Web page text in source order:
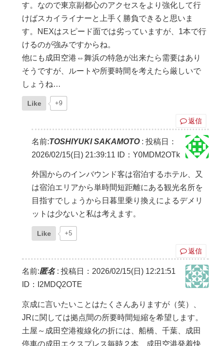
す。なので東京副都心のアクセスをより強化して行
けばスカイライナーと上手く勝負できると思いま
す。NEXはスピード面では劣っていますが、1本で行
けるのが強みですからね。
他にも成田空港⇔舞浜の特急が出来たら需要はあり
そうですが、ルートや所要時間を考えたら厳しいで
しょうね…
Like +9
返信
名前:TOSHIYUKI SAKAMOTO: 投稿日：
2026/02/15(日) 21:39:11
ID：Y0MDM2OTk
外国からのインバウンド客は宿泊するホテル、又
は宿泊エリアから単時間短距離にある観光名所を
目指すでしょうから日暮里乗り換えによるデメリ
ットは少ないと私は考えます。
Like +5
返信
名前:匿名: 投稿日：2026/02/15(日) 12:21:51
ID：I2MDQ2OTE
京成に言いたいことはたくさんありますが（笑）、
JRに関しては拠点間の所要時間短縮を希望します。
土屋～成田空港複線化の折には、船橋、千葉、成田
停車の成田エクスプレス毎時２本、成田空港発着快